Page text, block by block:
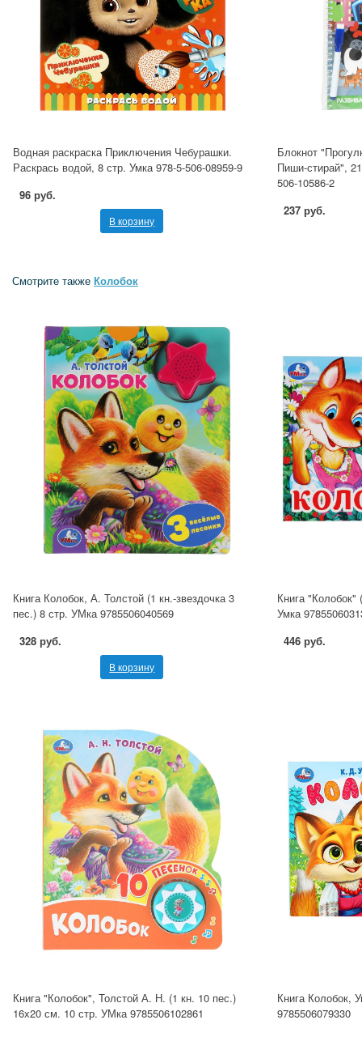
Водная раскраска Приключения Чебурашки.
Раскрась водой, 8 стр. Умка 978-5-506-08959-9
96 руб.
В корзину
Блокнот
Пиши-стирай",
506-10586-2
237 руб.
Смотрите также Колобок
Книга Колобок, А. Толстой (1 кн.-звездочка 3
пес.) 8 стр. УМка 9785506040569
328 руб.
В корзину
Книга "Колобок"
Умка
446 руб.
Книга "Колобок", Толстой А. Н. (1 кн. 10 пес.)
16х20 см. 10 стр. УМка 9785506102861
Книга Колобок,
9785506079330